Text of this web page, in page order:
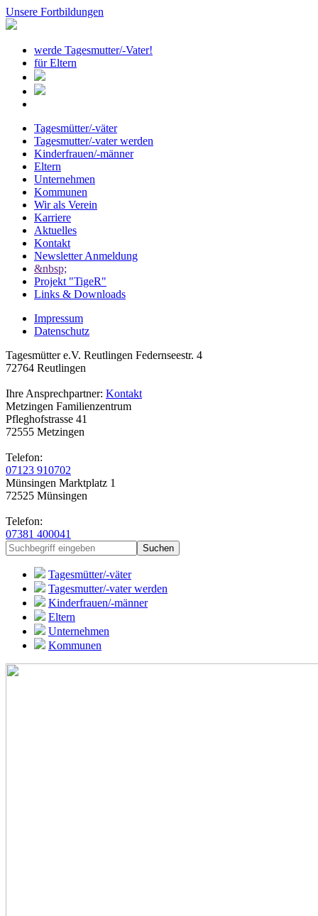
Unsere Fortbildungen
werde Tagesmutter/-Vater!
für Eltern
Tagesmütter/-väter
Tagesmutter/-vater werden
Kinderfrauen/-männer
Eltern
Unternehmen
Kommunen
Wir als Verein
Karriere
Aktuelles
Kontakt
Newsletter Anmeldung
&nbsp;
Projekt "TigeR"
Links & Downloads
Impressum
Datenschutz
Tagesmütter e.V. Reutlingen Federnseestr. 4
72764 Reutlingen
Ihre Ansprechpartner: Kontakt
Metzingen Familienzentrum
Pfleghofstrasse 41
72555 Metzingen
Telefon:
07123 910702
Münsingen Marktplatz 1
72525 Münsingen
Telefon:
07381 400041
Tagesmütter/-väter
Tagesmutter/-vater werden
Kinderfrauen/-männer
Eltern
Unternehmen
Kommunen